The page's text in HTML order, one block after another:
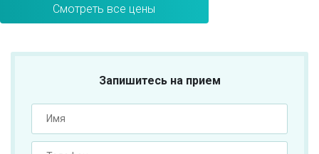
Смотреть все цены
Запишитесь на прием